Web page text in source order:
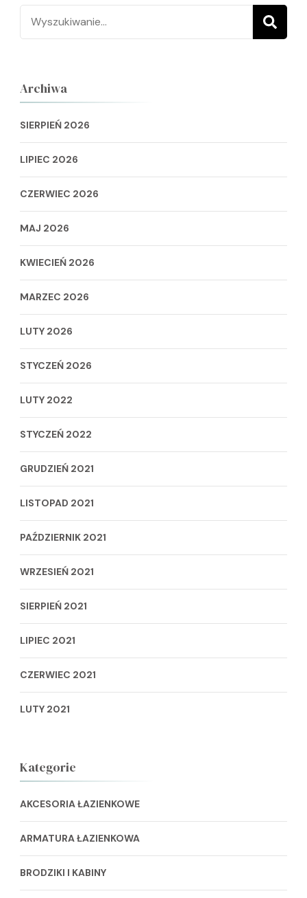
Szukaj:
Archiwa
SIERPIEŃ 2026
LIPIEC 2026
CZERWIEC 2026
MAJ 2026
KWIECIEŃ 2026
MARZEC 2026
LUTY 2026
STYCZEŃ 2026
LUTY 2022
STYCZEŃ 2022
GRUDZIEŃ 2021
LISTOPAD 2021
PAŹDZIERNIK 2021
WRZESIEŃ 2021
SIERPIEŃ 2021
LIPIEC 2021
CZERWIEC 2021
LUTY 2021
Kategorie
AKCESORIA ŁAZIENKOWE
ARMATURA ŁAZIENKOWA
BRODZIKI I KABINY